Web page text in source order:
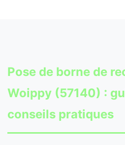
Pose de borne de
Woippy (57140) :
conseils pratiques